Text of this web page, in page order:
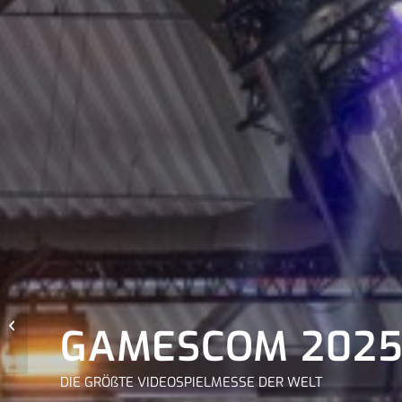
GAMESCOM
DIE GRÖßTE VIDEOSPIELMESSE DER WELT
Ringside Zone